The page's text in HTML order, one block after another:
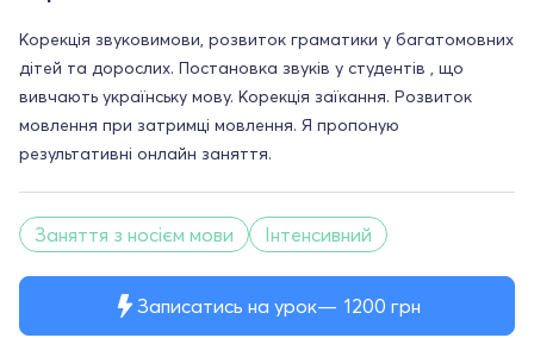
Записатись на урок 1200 грн
Корекція звуковимови, розвиток граматики у багатомовних
дітей та дорослих. Постановка звуків у студентів , що
вивчають українську мову. Корекція заїкання. Розвиток
мовлення при затримці мовлення. Я пропоную
результативні онлайн заняття.
Заняття з носієм мови Інтенсивний